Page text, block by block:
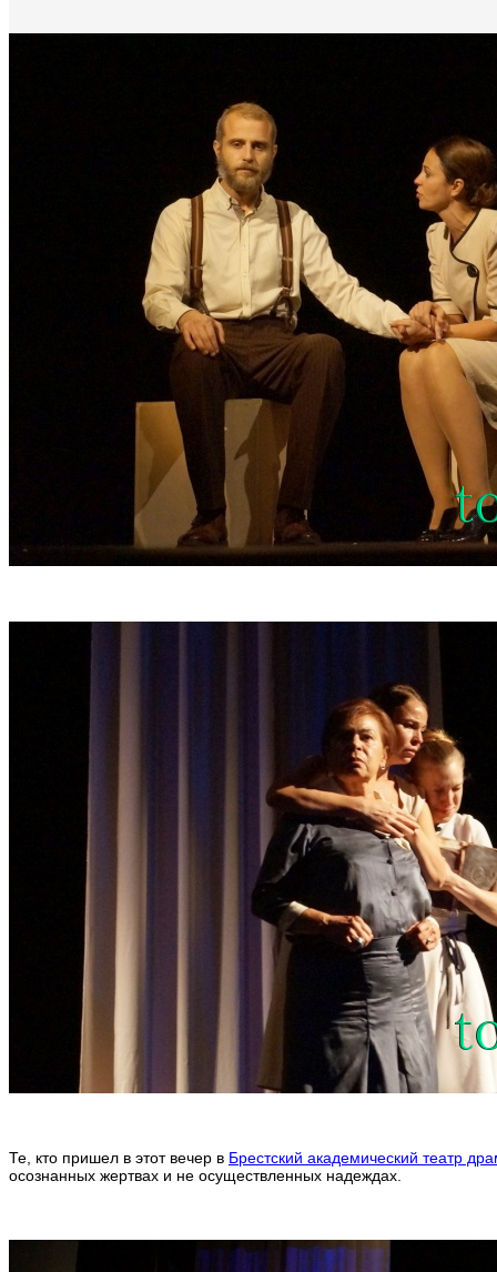
Те, кто пришел в этот вечер в Брестский академический театр
осознанных жертвах и не осуществленных надеждах.